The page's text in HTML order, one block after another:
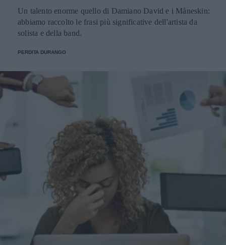
Un talento enorme quello di Damiano David e i Måneskin:
abbiamo raccolto le frasi più significative dell'artista da
solista e della band.
PERDITA DURANGO